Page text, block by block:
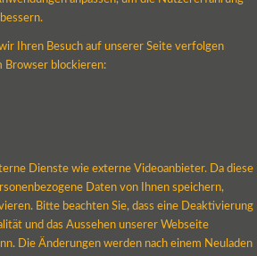
Ihren Besuch auf unserer Seite verfolgen
Browser blockieren:
Dienste wie externe Videoanbieter. Da diese
Daten von Ihnen speichern,
Bitte beachten Sie, dass eine Deaktivierung
und das Aussehen unserer Webseite
Die Änderungen werden nach einem Neuladen